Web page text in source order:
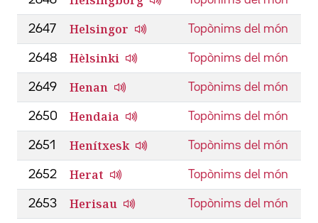
2647 Helsingor Topònims del món
2648 Hèlsinki Topònims del món
2649 Henan Topònims del món
2650 Hendaia Topònims del món
2651 Henítxesk Topònims del món
2652 Herat Topònims del món
2653 Herisau Topònims del món